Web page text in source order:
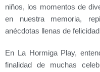
niños, los momentos de
en nuestra memoria,
anécdotas llenas de
En La Hormiga Play,
finalidad de muchas